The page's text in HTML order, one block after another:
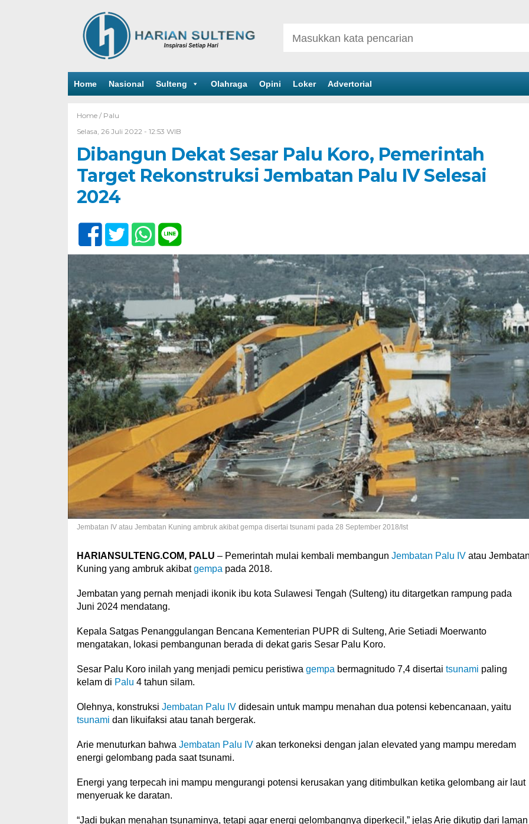
Home Nasional Sulteng Olahraga Opini Loker Advertorial
Home / Palu
Selasa, 26 Juli 2022 - 12:53 WIB
Dibangun Dekat Sesar Palu Koro, Pemerintah
Target Rekonstruksi Jembatan Palu IV Selesai
2024
Jembatan IV atau Jembatan Kuning ambruk akibat gempa disertai tsunami pada 28 September 2018/Ist
HARIANSULTENG.COM, PALU – Pemerintah mulai kembali membangun Jembatan Palu IVatau
Kuning yang ambruk akibatgempa pada 2018.
Jembatan yang pernah menjadi ikonik ibu kota Sulawesi Tengah (Sulteng) itu ditargetkan rampung pada
Juni 2024 mendatang.
Kepala Satgas Penanggulangan Bencana Kementerian PUPR di Sulteng, Arie Setiadi Moerwanto
mengatakan, lokasi pembangunan berada di dekat garis Sesar Palu Koro.
Sesar Palu Koro inilah yang menjadi pemicu peristiwa gempa bermagnitudo 7,4 disertai tsunami paling
kelam di Palu 4 tahun silam.
Olehnya, konstruksi Jembatan Palu IVdidesain untuk mampu menahan dua potensi kebencanaan, yaitu
tsunami dan likuifaksi atau tanah bergerak.
Arie menuturkan bahwa Jembatan Palu IVakan terkoneksi dengan jalan elevated yang mampu meredam
energi gelombang pada saat tsunami.
Energi yang terpecah ini mampu mengurangi potensi kerusakan yang ditimbulkan ketika gelombang air laut
menyeruak ke daratan.
“Jadi bukan menahan tsunaminya, tetapi agar energi gelombangnya diperkecil,” jelas Arie dikutip dari laman